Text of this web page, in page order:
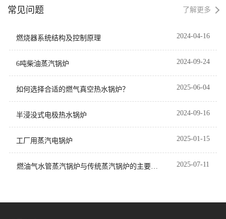
常见问题 了解更多
燃烧器系统结构及控制原理 2024-04-16
6吨柴油蒸汽锅炉 2024-09-24
如何选择合适的燃气真空热水锅炉？ 2025-06-04
半浸没式电极热水锅炉 2024-09-16
工厂用蒸汽电锅炉 2025-01-15
燃油气水管蒸汽锅炉与传统蒸汽锅炉的主要区
2025-07-11